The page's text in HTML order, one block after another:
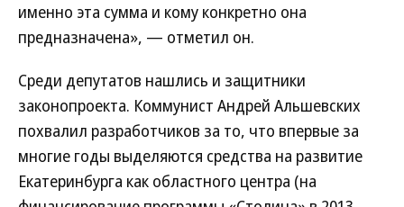
именно эта сумма и кому конкретно она
предназначена», — отметил он.
Среди депутатов нашлись и защитники
законопроекта. Коммунист Андрей Альшевских
похвалил разработчиков за то, что впервые за
многие годы выделяются средства на развитие
Екатеринбурга как областного центра (на